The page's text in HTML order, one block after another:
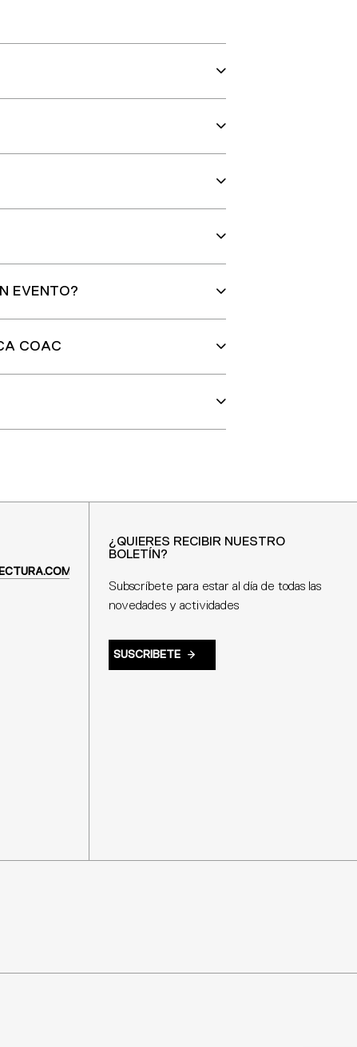
EVENTO?
COAC
¿QUIERES RECIBIR NUESTRO
BOLETÍN?
Subscríbete para estar al día de todas las
novedades y actividades
SUSCRIBETE